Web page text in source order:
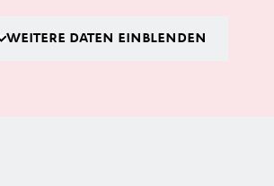
WEITERE DATEN EINBLENDEN